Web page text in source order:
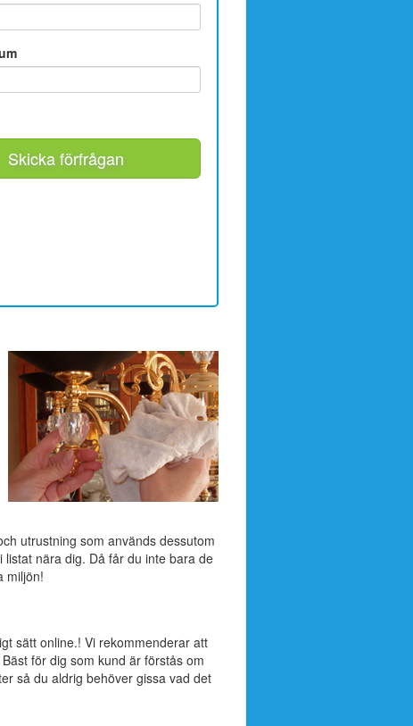
Skicka förfrågan
utrustning som används dessutom
nära dig. Då får du inte bara de
miljön!
sätt online.! Vi rekommenderar att
för dig som kund är förstås om
så du aldrig behöver gissa vad det